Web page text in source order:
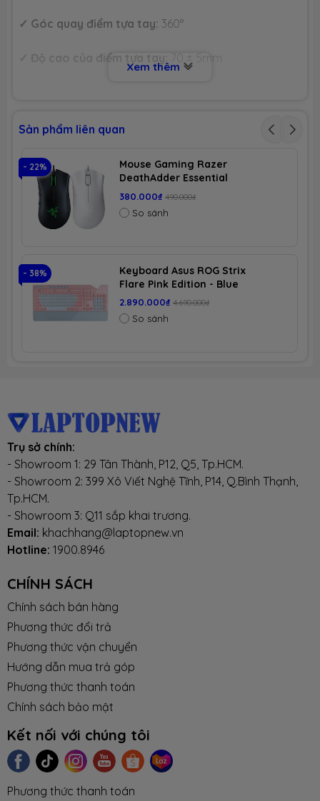
✓ Góc quay điểm tựa tay: 360°
Độ cao của điểm tựa tay: 70 ± 5mm
✓Trọng tải theo góc đứng:
✓Khung chân: Khung, chân hợp kim nhôm mầu bạc
cao cấp, bánh xe được thiết kế ko gây tiếng ồn. Gầm
Frog(chân ếch) đem lại cảm giác ngồi thoải mái.
✓Piston thủy lực Class 4
Màu sắc: Màu trắng, đen
Xem thêm
Sản phẩm liên quan
- 22%
Mouse Gaming Razer
DeathAdder Essential
380.000₫ 490.000₫
So sánh
- 38%
Keyboard Asus ROG Strix
Flare Pink Edition - Blue
Switch
2.890.000₫ 4.690.000₫
So sánh
Trụ sở chính:
- Showroom 1: 29 Tân Thành, P12, Q5, Tp.HCM.
- Showroom 2: 399 Xô Viết Nghệ Tĩnh, P14, Q.Bình Thạnh,
Tp.HCM.
- Showroom 3: Q11 sắp khai trương.
Email: khachhang@laptopnew.vn
Hotline: 1900.8946
CHÍNH SÁCH
Chính sách bán hàng
Phương thức đổi trả
Phương thức vận chuyển
Hướng dẫn mua trả góp
Phương thức thanh toán
Chính sách bảo mật
Kết nối với chúng tôi
Phương thức thanh toán